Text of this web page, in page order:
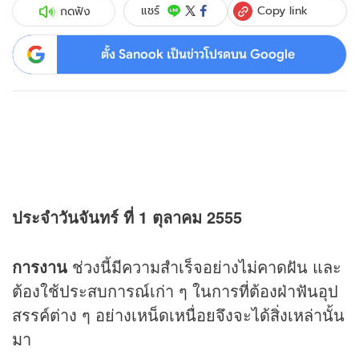
กดฟัง แชร์ Copy link
ตั้ง Sanook เป็นข่าวโปรดบน Google
ประจำวันจันทร์ ที่ 1 ตุลาคม 2555
การงาน ช่วงนี้มีความสำเร็จอย่างไม่คาดฝัน และ
ต้องใช้ประสบการณ์เก่า ๆ ในการที่ต้องฝ่าฟันอุป
สรรค์ต่าง ๆ อย่างเหน็ดเหนื่อยจึงจะได้สิ่งเหล่านั้น
มา